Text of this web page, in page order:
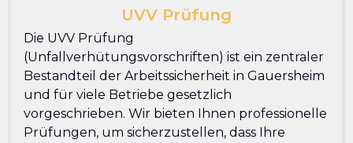
UVV Prüfung
Die UVV Prüfung
(Unfallverhütungsvorschriften) ist ein zentraler
Bestandteil der Arbeitssicherheit in Gauersheim
und für viele Betriebe gesetzlich
vorgeschrieben. Wir bieten Ihnen professionelle
Prüfungen, um sicherzustellen, dass Ihre